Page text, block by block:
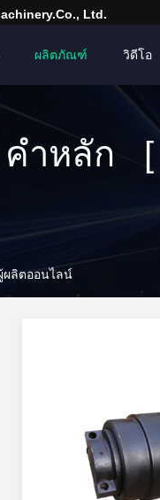
Ltd.
ผลิตภัณฑ์ วิดีโอ
คำหลัก [
ผลิตออนไลน์